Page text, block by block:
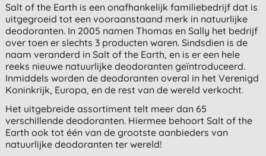
Salt of the Earth is een onafhankelijk familiebedrijf dat is
uitgegroeid tot een vooraanstaand merk in natuurlijke
deodoranten. In 2005 namen Thomas en Sally het bedrijf
over toen er slechts 3 producten waren. Sindsdien is de
naam veranderd in Salt of the Earth, en is er een hele
reeks nieuwe natuurlijke deodoranten geïntroduceerd.
Inmiddels worden de deodoranten overal in het Verenigd
Koninkrijk, Europa, en de rest van de wereld verkocht.
Het uitgebreide assortiment telt meer dan 65
verschillende deodoranten. Hiermee behoort Salt of the
Earth ook tot één van de grootste aanbieders van
natuurlijke deodoranten ter wereld!